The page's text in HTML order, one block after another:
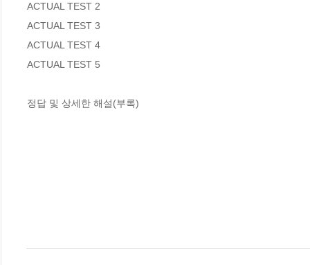
ACTUAL TEST 2
ACTUAL TEST 3
ACTUAL TEST 4
ACTUAL TEST 5
정답 및 상세한 해설(부록)